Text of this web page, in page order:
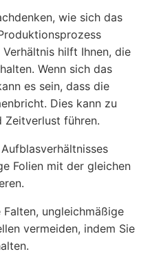
wie sich das
hilft Ihnen, die
Wenn sich das
es sein, dass die
Dies kann zu
Zeitverlust führen.
Folien mit der gleichen
ungleichmäßige
vermeiden, indem Sie